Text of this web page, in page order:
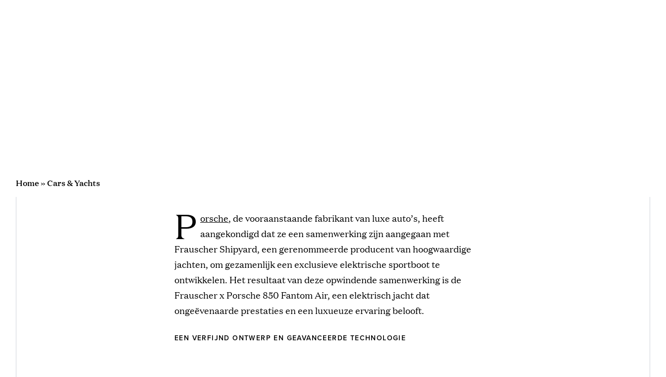
Home»Cars & Yachts
P orsche, de vooraanstaande fabrikant van luxe auto’s, heeft
aangekondigd dat ze een samenwerking zijn aangegaan met
Frauscher Shipyard, een gerenommeerde producent van hoogwaardige
jachten, om gezamenlijk een exclusieve elektrische sportboot te
ontwikkelen. Het resultaat van deze opwindende samenwerking is de
Frauscher x Porsche 850 Fantom Air, een elektrisch jacht dat
ongeëvenaarde prestaties en een luxueuze ervaring belooft.
EEN VERFIJND ONTWERP EN GEAVANCEERDE TECHNOLOGIE